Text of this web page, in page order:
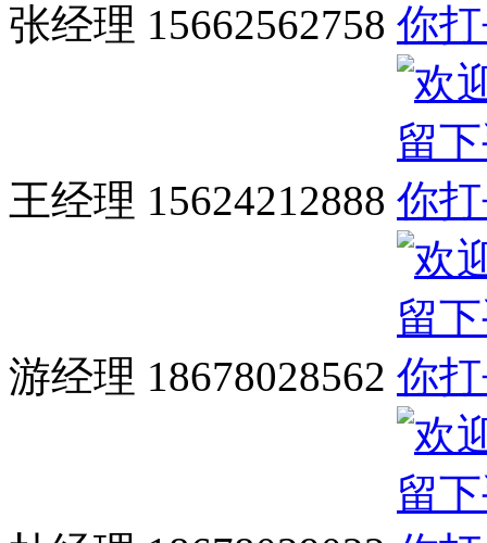
张经理 15662562758
王经理 15624212888
游经理 18678028562